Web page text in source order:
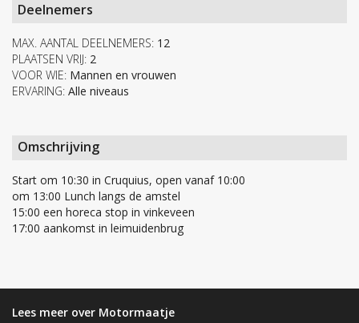
Deelnemers
MAX. AANTAL DEELNEMERS: 12
PLAATSEN VRIJ: 2
VOOR WIE: Mannen en vrouwen
ERVARING: Alle niveaus
Omschrijving
Start om 10:30 in Cruquius, open vanaf 10:00
om 13:00 Lunch langs de amstel
15:00 een horeca stop in vinkeveen
17:00 aankomst in leimuidenbrug
Lees meer over Motormaatje